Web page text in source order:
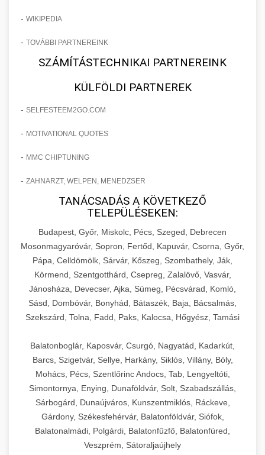
- WIKIPEDIA
- TOVÁBBI PARTNEREINK
SZÁMÍTÁSTECHNIKAI PARTNEREINK
KÜLFÖLDI PARTNEREK
- SELFESTEEM2GO.COM
- MOTIVATIONAL QUOTES
- MMC CHIPTUNING
- ZAHNARZT, WELPEN, MENEDZSER
TANÁCSADÁS A KÖVETKEZŐ
TELEPÜLÉSEKEN:
Budapest, Győr, Miskolc, Pécs, Szeged, Debrecen
Mosonmagyaróvár, Sopron, Fertőd, Kapuvár, Csorna, Győr,
Pápa, Celldömölk, Sárvár, Kőszeg, Szombathely, Ják,
Körmend, Szentgotthárd, Csepreg, Zalalövő, Vasvár,
Jánosháza, Devecser, Ajka, Sümeg, Pécsvárad, Komló,
Sásd, Dombóvár, Bonyhád, Bátaszék, Baja, Bácsalmás,
Szekszárd, Tolna, Fadd, Paks, Kalocsa, Hőgyész, Tamási
Balatonboglár, Kaposvár, Csurgó, Nagyatád, Kadarkút,
Barcs, Szigetvár, Sellye, Harkány, Siklós, Villány, Bóly,
Mohács, Pécs, Szentlőrinc Andocs, Tab, Lengyeltóti,
Simontornya, Enying, Dunaföldvár, Solt, Szabadszállás,
Sárbogárd, Dunaújváros, Kunszentmiklós, Ráckeve,
Gárdony, Székesfehérvár, Balatonföldvár, Siófok,
Balatonalmádi, Polgárdi, Balatonfűzfő, Balatonfüred,
Veszprém, Sátoraljaújhely